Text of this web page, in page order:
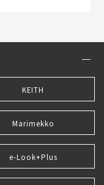
KEITH
Marimekko
e-Look+Plus